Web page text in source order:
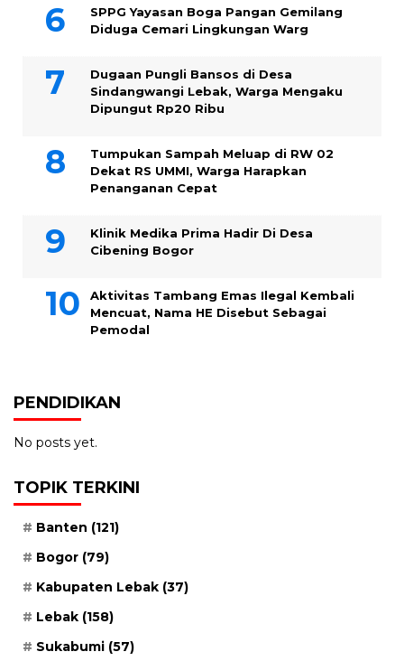
SPPG Yayasan Boga Pangan Gemilang
Diduga Cemari Lingkungan Warg
Dugaan Pungli Bansos di Desa
Sindangwangi Lebak, Warga Mengaku
Dipungut Rp20 Ribu
Tumpukan Sampah Meluap di RW 02
Dekat RS UMMI, Warga Harapkan
Penanganan Cepat
Klinik Medika Prima Hadir Di Desa
Cibening Bogor
Aktivitas Tambang Emas Ilegal Kembali
Mencuat, Nama HE Disebut Sebagai
Pemodal
PENDIDIKAN
No posts yet.
TOPIK TERKINI
Banten (121)
Bogor (79)
Kabupaten Lebak (37)
Lebak (158)
Sukabumi (57)